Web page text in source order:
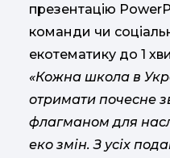
презентацію
команди чи
екотематику до 1
«Кожна школа в
отримати почесне
флагманом для
еко змін. З усіх